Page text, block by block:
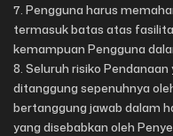
Pengguna harus
termasuk batas atas
kemampuan Pengguna
Seluruh risiko
ditanggung sepenuhnya
bertanggung jawab dalam
yang disebabkan oleh